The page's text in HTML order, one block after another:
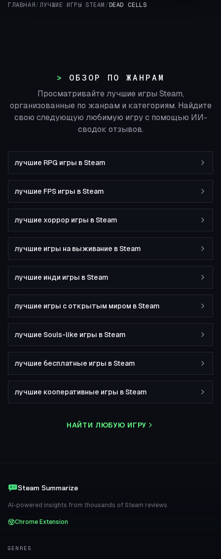
ГЛАВНАЯ /ЛУЧШИЕ ИГРЫ STEAM / DEAD CELLS
ОБЗОР ПО ЖАНРАМ
Просматривайте лучшие игры Steam,
организованные по жанрам и категориям. Найдите
свою следующую любимую игру с помощью ИИ-
сводок отзывов.
лучшие RPG игры в Steam
лучшие FPS игры в Steam
лучшие хоррор игры в Steam
лучшие игры на выживание в Steam
лучшие инди игры в Steam
лучшие игры с открытым миром в Steam
лучшие Souls-like игры в Steam
лучшие бесплатные игры в Steam
лучшие кооперативные игры в Steam
НАЙТИ ЛЮБУЮ ИГРУ
Steam Summarize
AI-powered insights from thousands of Steam reviews.
Chrome Extension
GENRES